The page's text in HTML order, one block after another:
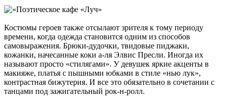
Костюмы героев также отсылают зрителя к тому периоду
времени, когда одежда становится одним из способов
самовыражения. Брюки-дудочки, твидовые пиджаки,
кожанки, начесанные коки а-ля Элвис Пресли. Иногда их
называют просто «стилягами». У девушек яркие акценты в
макияже, платья с пышными юбками в стиле «нью лук»,
контрастная бижутерия. И все это обязательно в сочетании с
танцами под зажигательный рок-н-ролл.